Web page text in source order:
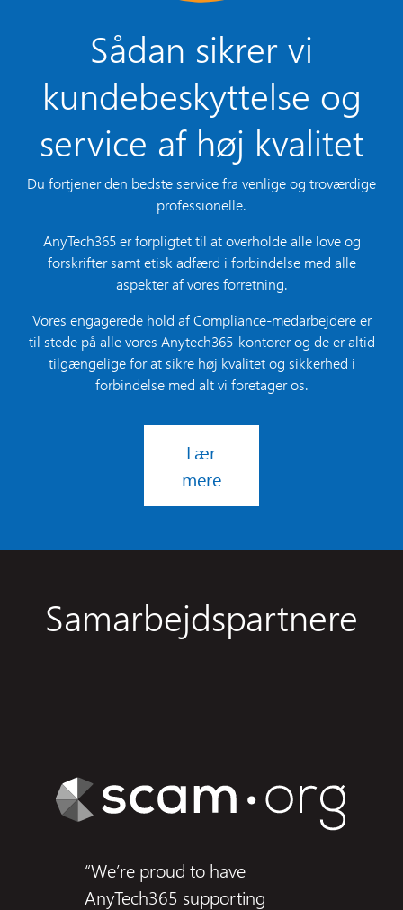
Sådan sikrer vi
kundebeskyttelse og
service af høj kvalitet
Du fortjener den bedste service fra venlige og troværdige
professionelle.
AnyTech365 er forpligtet til at overholde alle love og
forskrifter samt etisk adfærd i forbindelse med alle
aspekter af vores forretning.
Vores engagerede hold af Compliance-medarbejdere er
til stede på alle vores Anytech365-kontorer og de er altid
tilgængelige for at sikre høj kvalitet og sikkerhed i
forbindelse med alt vi foretager os.
Lær
mere
Samarbejdspartnere
“We’re proud to have
AnyTech365 supporting